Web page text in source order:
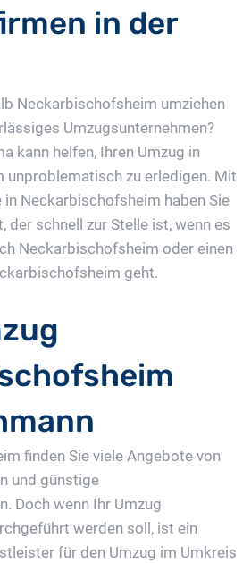
in der
Neckarbischofsheim umziehen
Umzugsunternehmen?
kann helfen, Ihren Umzug in
unproblematisch zu erledigen. Mit
Neckarbischofsheim haben Sie
der schnell zur Stelle ist, wenn es
Neckarbischofsheim oder einen
geht.
finden Sie viele Angebote von
und günstige
Doch wenn Ihr Umzug
werden soll, ist ein
für den Umzug im Umkreis